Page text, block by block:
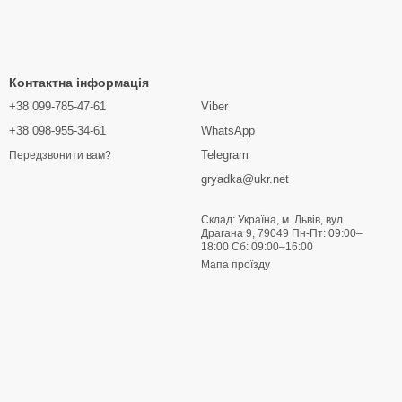
Контактна інформація
+38 099-785-47-61
+38 098-955-34-61
Передзвонити вам?
Viber
WhatsApp
Telegram
gryadka@ukr.net
Склад: Україна, м. Львів, вул.
Драгана 9, 79049 Пн-Пт: 09:00–
18:00 Сб: 09:00–16:00
Мапа проїзду